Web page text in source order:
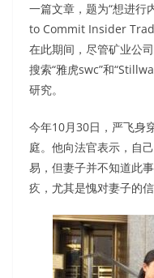
一篇文章，题为“想进行
to Commit Insider
在此期间，尽管矿业公
搜索“雅虎swc”和
研究。
今年10月30日，严飞身
庭。他向法官表示，自
易，但妻子并不知道此
疚，尤其是愧对妻子的信